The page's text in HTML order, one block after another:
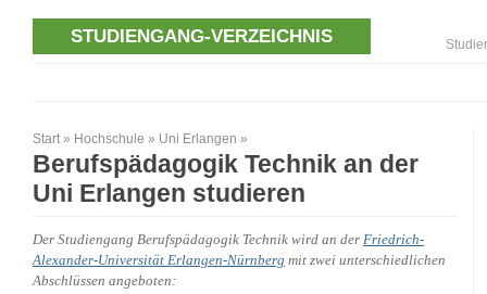
STUDIENGANG-VERZEICHNIS
Start » Hochschule » Uni Erlangen »
Berufspädagogik Technik an der
Uni Erlangen studieren
Der Studiengang Berufspädagogik Technik wird an der Friedrich-
Alexander-Universität Erlangen-Nürnberg mit zwei unterschiedlichen
Abschlüssen angeboten: